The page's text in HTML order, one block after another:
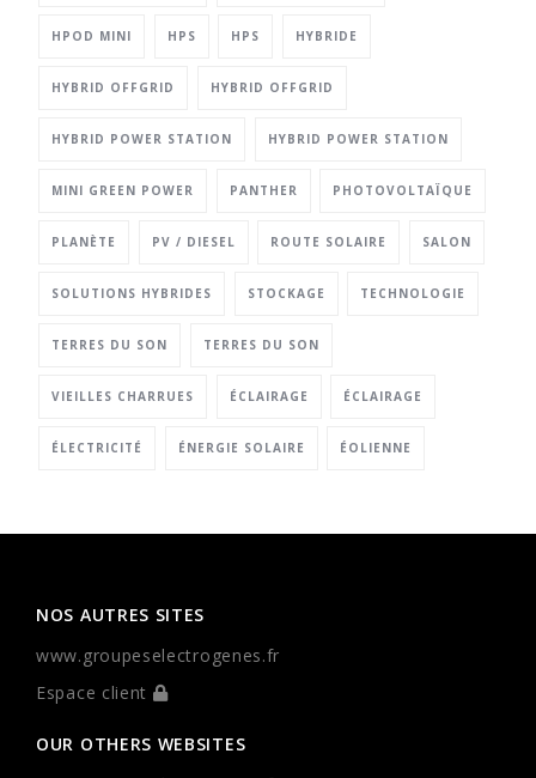
HPOD MINI HPS HPS HYBRIDE
HYBRID OFFGRID HYBRID OFFGRID
HYBRID POWER STATION HYBRID POWER STATION
MINI GREEN POWER PANTHER PHOTOVOLTAÏQUE
PLANÈTE PV / DIESEL ROUTE SOLAIRE SALON
SOLUTIONS HYBRIDES STOCKAGE TECHNOLOGIE
TERRES DU SON TERRES DU SON
VIEILLES CHARRUES ÉCLAIRAGE ÉCLAIRAGE
ÉLECTRICITÉ ÉNERGIE SOLAIRE ÉOLIENNE
NOS AUTRES SITES
www.groupeselectrogenes.fr
Espace client
OUR OTHERS WEBSITES